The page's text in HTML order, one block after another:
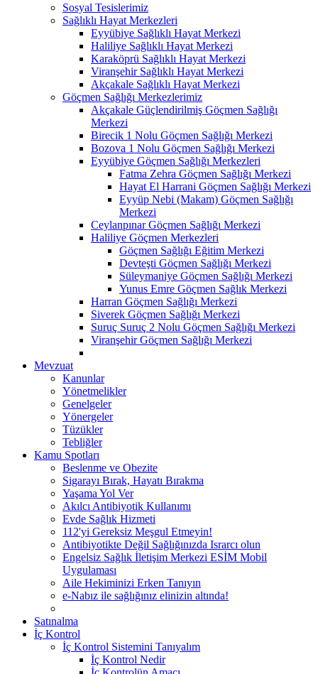
Sosyal Tesislerimiz
Sağlıklı Hayat Merkezleri
Eyyübiye Sağlıklı Hayat Merkezi
Haliliye Sağlıklı Hayat Merkezi
Karaköprü Sağlıklı Hayat Merkezi
Viranşehir Sağlıklı Hayat Merkezi
Akçakale Sağlıklı Hayat Merkezi
Göçmen Sağlığı Merkezlerimiz
Akçakale Güçlendirilmiş Göçmen Sağlığı
Merkezi
Birecik 1 Nolu Göçmen Sağlığı Merkezi
Bozova 1 Nolu Göçmen Sağlığı Merkezi
Eyyübiye Göçmen Sağlığı Merkezleri
Fatma Zehra Göçmen Sağlığı Merkezi
Hayat El Harrani Göçmen Sağlığı Merkezi
Eyyüp Nebi (Makam) Göçmen Sağlığı
Merkezi
Ceylanpınar Göçmen Sağlığı Merkezi
Haliliye Göçmen Merkezleri
Göçmen Sağlığı Eğitim Merkezi
Devteşti Göçmen Sağlığı Merkezi
Süleymaniye Göçmen Sağlığı Merkezi
Yunus Emre Göçmen Sağlık Merkezi
Harran Göçmen Sağlığı Merkezi
Siverek Göçmen Sağlığı Merkezi
Suruç Suruç 2 Nolu Göçmen Sağlığı Merkezi
Viranşehir Göçmen Sağlığı Merkezi
Mevzuat
Kanunlar
Yönetmelikler
Genelgeler
Yönergeler
Tüzükler
Tebliğler
Kamu Spotları
Beslenme ve Obezite
Sigarayı Bırak, Hayatı Bırakma
Yaşama Yol Ver
Akılcı Antibiyotik Kullanımı
Evde Sağlık Hizmeti
112'yi Gereksiz Meşgul Etmeyin!
Antibiyotikte Değil Sağlığınızda Israrcı olun
Engelsiz Sağlık İletişim Merkezi ESİM Mobil
Uygulaması
Aile Hekiminizi Erken Tanıyın
e-Nabız ile sağlığınız elinizin altında!
Satınalma
İç Kontrol
İç Kontrol Sistemini Tanıyalım
İç Kontrol Nedir